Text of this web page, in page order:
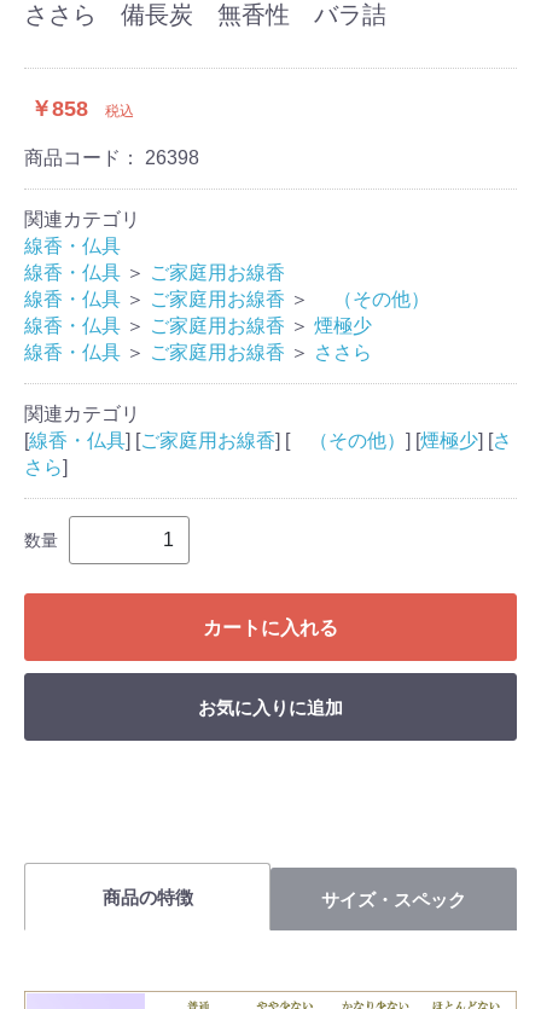
ささら 備長炭 無香性 バラ詰
￥858 税込
商品コード： 26398
関連カテゴリ
線香・仏具
線香・仏具 ＞ ご家庭用お線香
線香・仏具 ＞ ご家庭用お線香 ＞
（その他）
線香・仏具 ＞ ご家庭用お線香 ＞ 煙極少
線香・仏具 ＞ ご家庭用お線香 ＞ ささら
関連カテゴリ
[線香・仏具] [ご家庭用お線香] [（その他） ] [煙極少] [さ
さら]
数量
カートに入れる
お気に入りに追加
商品の特徴 サイズ・スペック